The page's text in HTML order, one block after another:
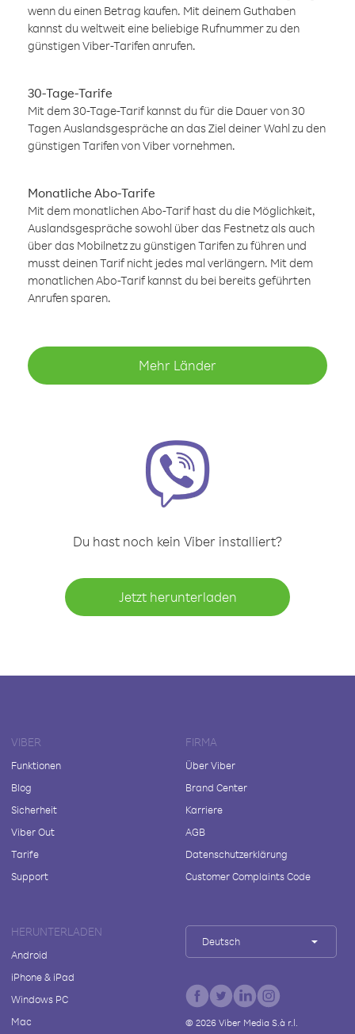
wenn du einen Betrag kaufen. Mit deinem Guthaben
kannst du weltweit eine beliebige Rufnummer zu den
günstigen Viber-Tarifen anrufen.
30-Tage-Tarife
Mit dem 30-Tage-Tarif kannst du für die Dauer von 30
Tagen Auslandsgespräche an das Ziel deiner Wahl zu den
günstigen Tarifen von Viber vornehmen.
Monatliche Abo-Tarife
Mit dem monatlichen Abo-Tarif hast du die Möglichkeit,
Auslandsgespräche sowohl über das Festnetz als auch
über das Mobilnetz zu günstigen Tarifen zu führen und
musst deinen Tarif nicht jedes mal verlängern. Mit dem
monatlichen Abo-Tarif kannst du bei bereits geführten
Anrufen sparen.
Mehr Länder
Du hast noch kein Viber installiert?
Jetzt herunterladen
VIBER
Funktionen
Blog
Sicherheit
Viber Out
Tarife
Support
FIRMA
Über Viber
Brand Center
Karriere
AGB
Datenschutzerklärung
Customer Complaints Code
HERUNTERLADEN
Android
iPhone & iPad
Windows PC
Mac
Deutsch
© 2026Viber Media S.à r.l.